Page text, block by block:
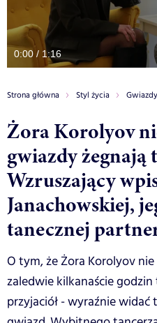
0:00 / 1:16
Strona główna Styl życia Gwiazdy
Żora Korolyov
gwiazdy żegnają
Wzruszający
Janachowskiej,
tanecznej
O tym, że Żora Korolyov
zaledwie kilkanaście
przyjaciół - wyraźnie